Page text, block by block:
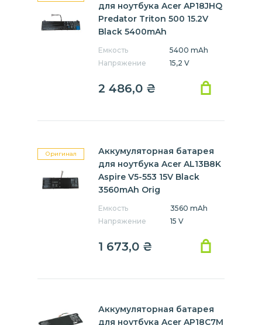
для ноутбука Acer AP18JHQ
Predator Triton 500 15.2V
Black 5400mAh
Емкость
5400 mAh
Напряжение
15,2 V
2 486,0 ₴
Оригинал
Аккумуляторная батарея
для ноутбука Acer AL13B8K
Aspire V5-553 15V Black
3560mAh Orig
Емкость
3560 mAh
Напряжение
15 V
1 673,0 ₴
Аккумуляторная батарея
для ноутбука Acer AP18C7M